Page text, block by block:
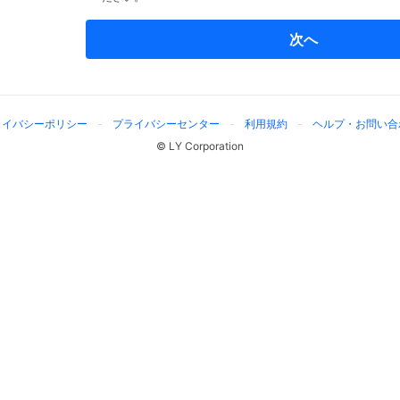
次へ
バシーポリシー プライバシーセンター 利用規約
ヘルプ・お問い
© LY Corporation